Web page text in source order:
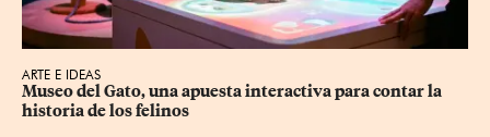
ARTE E IDEAS
Museo del Gato, una apuesta interactiva para contar la
historia de los felinos